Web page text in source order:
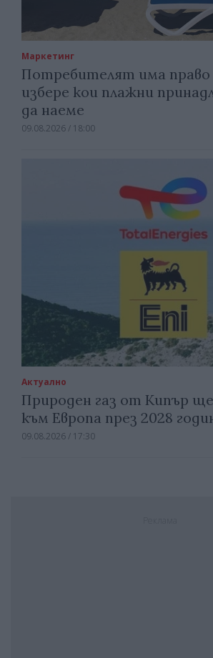
Маркетинг
Потребителят има право
избере кои плажни
да наеме
09.08.2026 / 18:00
Актуално
Природен газ от Кипър
към Европа през 2028
09.08.2026 / 17:30